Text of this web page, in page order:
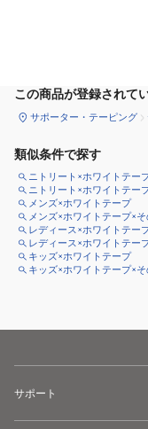
この商品が登録されて
サポーター・テーピング
類似条件で探す
ニトリート×ホワイトテー
ニトリート×ホワイトテー
メンズ×ホワイトテープ
メンズ×ホワイトテープ×
レディース×ホワイトテー
レディース×ホワイトテー
キッズ×ホワイトテープ
キッズ×ホワイトテープ×
サポート